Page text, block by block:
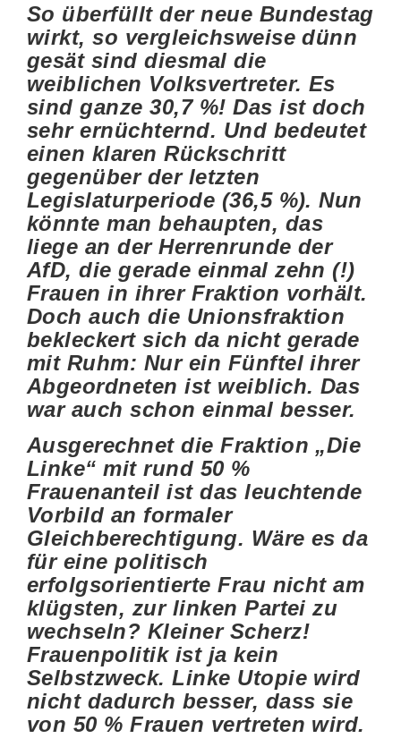
So überfüllt der neue Bundestag
wirkt, so vergleichsweise dünn
gesät sind diesmal die
weiblichen Volksvertreter. Es
sind ganze 30,7 %! Das ist doch
sehr ernüchternd. Und bedeutet
einen klaren Rückschritt
gegenüber der letzten
Legislaturperiode (36,5 %). Nun
könnte man behaupten, das
liege an der Herrenrunde der
AfD, die gerade einmal zehn (!)
Frauen in ihrer Fraktion vorhält.
Doch auch die Unionsfraktion
bekleckert sich da nicht gerade
mit Ruhm: Nur ein Fünftel ihrer
Abgeordneten ist weiblich. Das
war auch schon einmal besser.
Ausgerechnet die Fraktion „Die
Linke“ mit rund 50 %
Frauenanteil ist das leuchtende
Vorbild an formaler
Gleichberechtigung. Wäre es da
für eine politisch
erfolgsorientierte Frau nicht am
klügsten, zur linken Partei zu
wechseln? Kleiner Scherz!
Frauenpolitik ist ja kein
Selbstzweck. Linke Utopie wird
nicht dadurch besser, dass sie
von 50 % Frauen vertreten wird.